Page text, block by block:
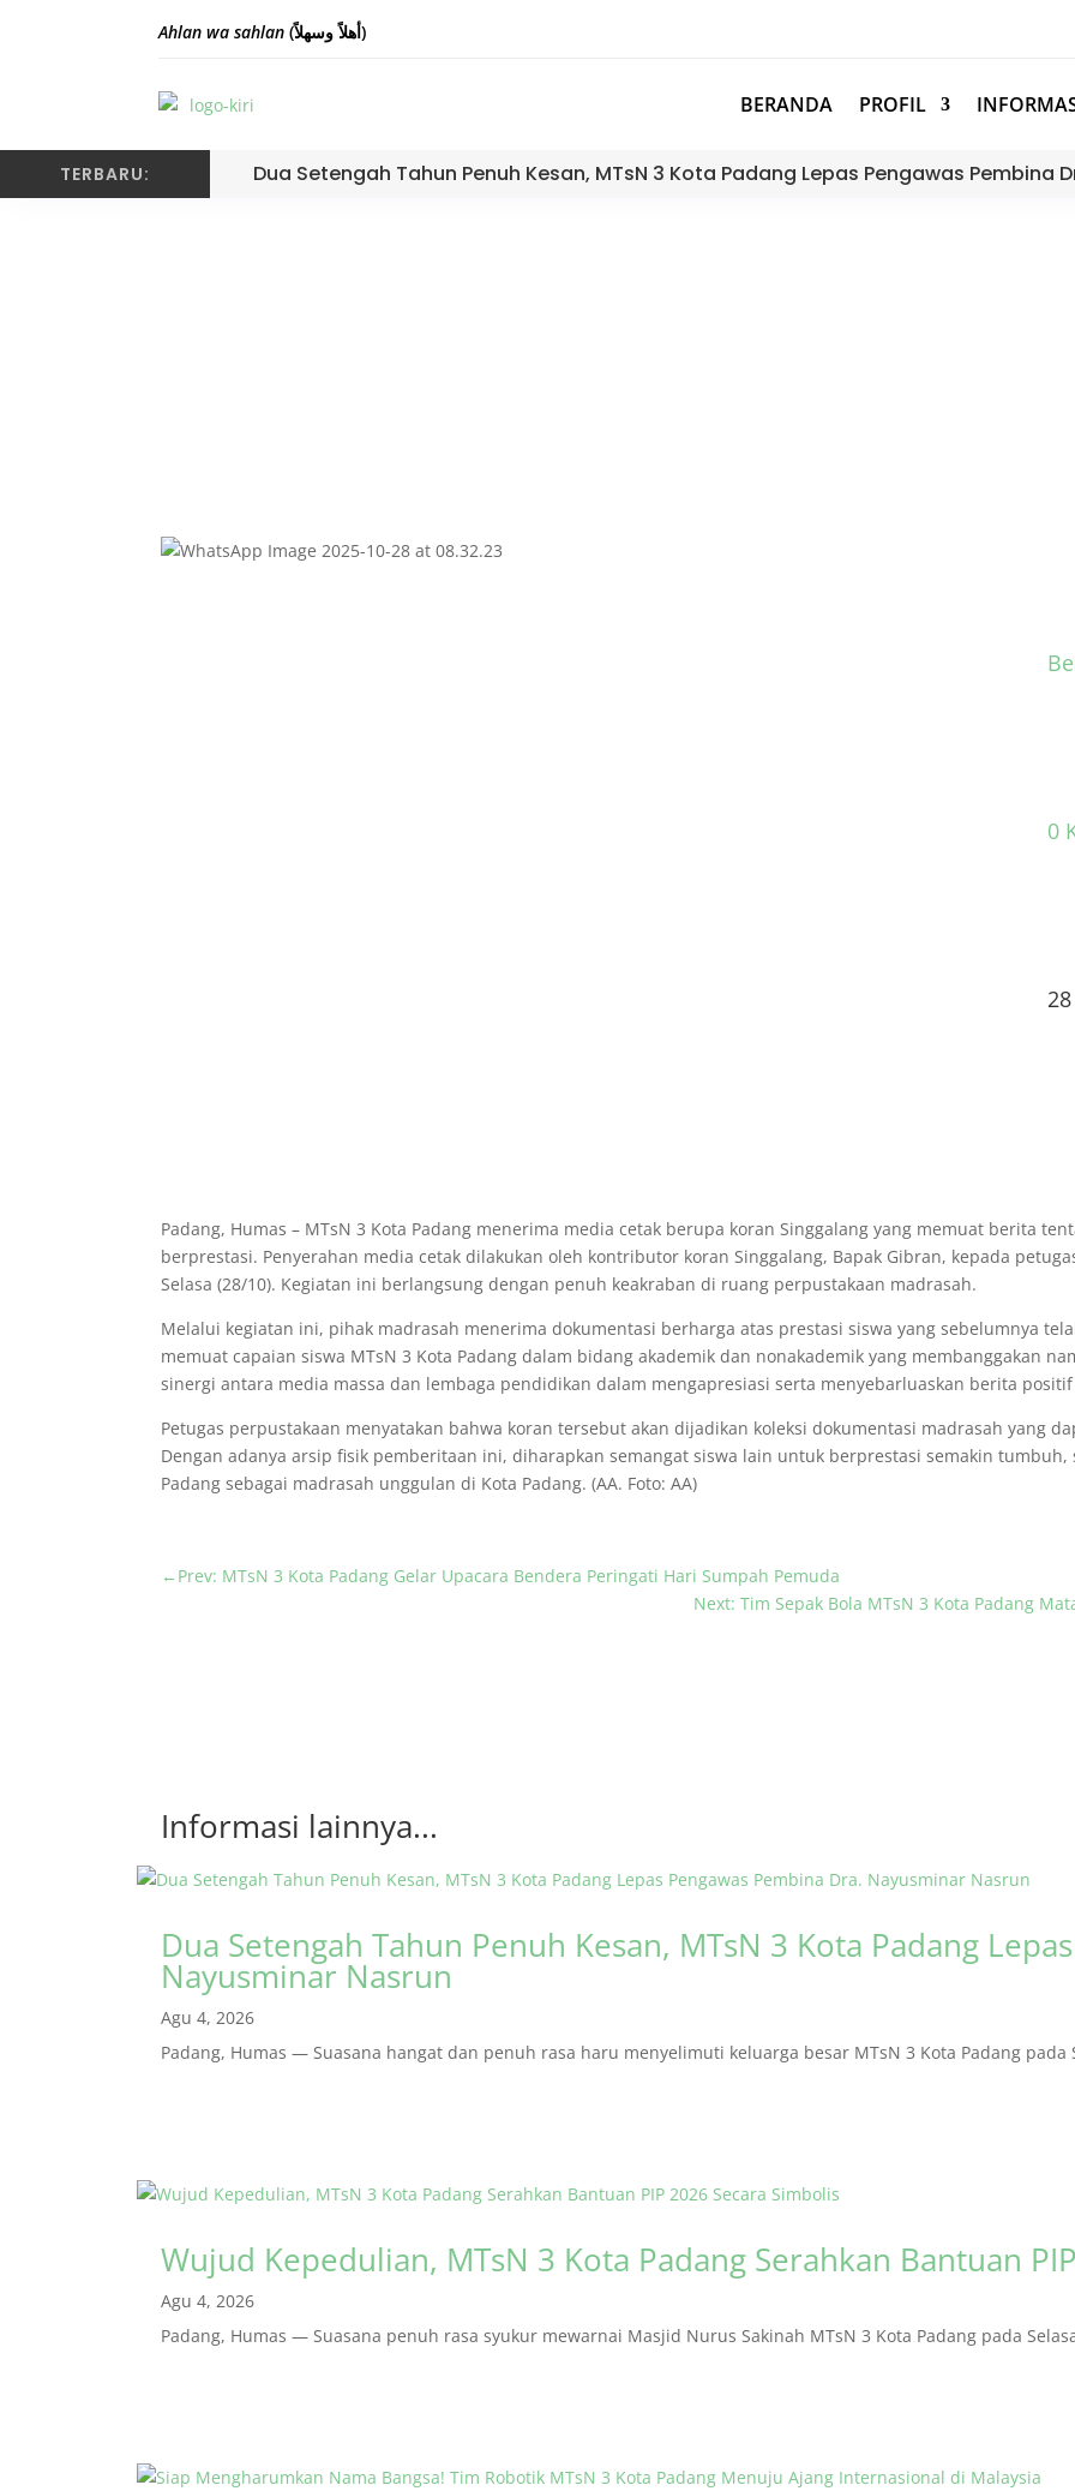
Ahlan wa sahlan (أهلاً وسهلاً)
BERANDA PROFIL
TERBARU: Dua Setengah Tahun Penuh Kesan, MTsN 3 Kota Padang Lepas Pengawas Pembina
0
Padang, Humas – MTsN 3 Kota Padang menerima media cetak berupa koran Singgalang yang memuat berita
berprestasi. Penyerahan media cetak dilakukan oleh kontributor koran Singgalang, Bapak Gibran, kepada
Selasa (28/10). Kegiatan ini berlangsung dengan penuh keakraban di ruang perpustakaan madrasah.
Melalui kegiatan ini, pihak madrasah menerima dokumentasi berharga atas prestasi siswa yang sebelumnya
memuat capaian siswa MTsN 3 Kota Padang dalam bidang akademik dan nonakademik yang membanggakan
sinergi antara media massa dan lembaga pendidikan dalam mengapresiasi serta menyebarluaskan berita
Petugas perpustakaan menyatakan bahwa koran tersebut akan dijadikan koleksi dokumentasi madrasah yang
Dengan adanya arsip fisik pemberitaan ini, diharapkan semangat siswa lain untuk berprestasi semakin tumbuh,
Padang sebagai madrasah unggulan di Kota Padang. (AA. Foto: AA)
← Prev: MTsN 3 Kota Padang Gelar Upacara Bendera Peringati Hari Sumpah Pemuda
Next: Tim Sepak Bola MTsN 3 Kota Padang
Informasi lainnya...
Dua Setengah Tahun Penuh Kesan, MTsN 3 Kota Padang
Nayusminar Nasrun
Agu 4, 2026
Padang, Humas — Suasana hangat dan penuh rasa haru menyelimuti keluarga besar MTsN 3 Kota Padang pada
Wujud Kepedulian, MTsN 3 Kota Padang Serahkan Bantuan
Agu 4, 2026
Padang, Humas — Suasana penuh rasa syukur mewarnai Masjid Nurus Sakinah MTsN 3 Kota Padang pada